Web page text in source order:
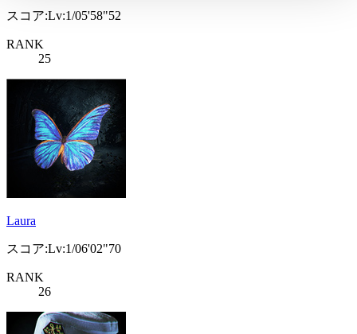
スコア:Lv:1/05'58"52
RANK
25
Laura
スコア:Lv:1/06'02"70
RANK
26